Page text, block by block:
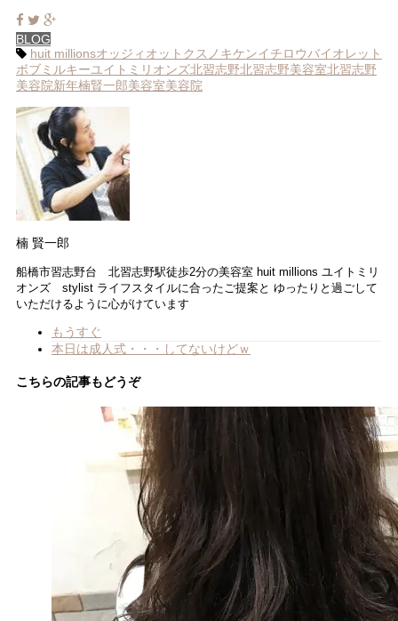
BLOG
huit millionsオッジィオット クスノキケンイチロウバイオレット
ボブミルキーユイトミリオンズ北習志野北習志野美容室北習志野
美容院新年楠賢一郎美容室美容院
楠 賢一郎
船橋市習志野台 北習志野駅徒歩2分の美容室 huit millions ユイトミリ
オンズ stylist ライフスタイルに合ったご提案と ゆったりと過ごして
いただけるように心がけています
もうすぐ
本日は成人式・・・してないけどｗ
こちらの記事もどうぞ